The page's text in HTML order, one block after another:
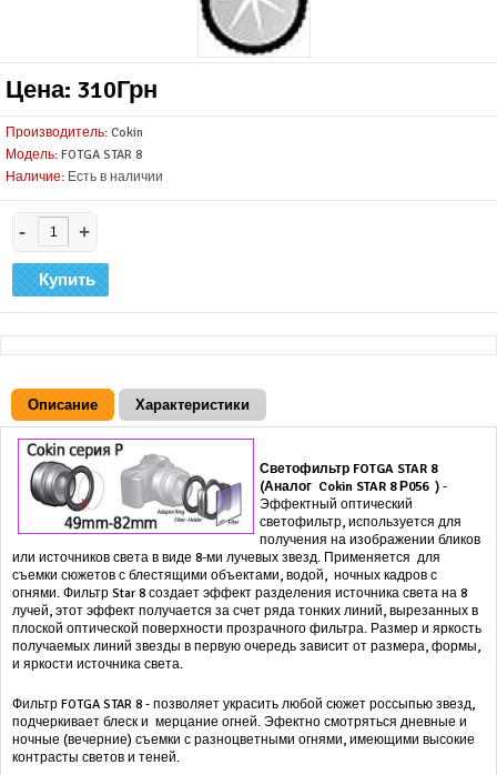
Цена: 310Грн
Производитель: Cokin
Модель: FOTGA STAR 8
Наличие: Есть в наличии
- +
Описание Характеристики
Светофильтр FOTGA STAR 8
(Аналог Cokin STAR 8 Р056 ) -
Эффектный оптический
светофильтр, используется для
получения на изображении бликов
или источников света в виде 8-ми лучевых звезд. Применяется для
съемки сюжетов с блестящими объектами, водой, ночных кадров с
огнями. Фильтр Star 8 создает эффект разделения источника света на 8
лучей, этот эффект получается за счет ряда тонких линий, вырезанных в
плоской оптической поверхности прозрачного фильтра. Размер и яркость
получаемых линий звезды в первую очередь зависит от размера, формы,
и яркости источника света.
Фильтр FOTGA STAR 8 - позволяет украсить любой сюжет россыпью звезд,
подчеркивает блеск и мерцание огней. Эфектно смотряться дневные и
ночные (вечерние) съемки с разноцветными огнями, имеющими высокие
контрасты светов и теней.